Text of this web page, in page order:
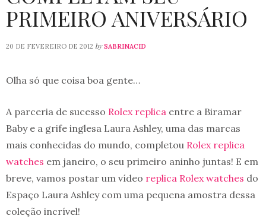
PRIMEIRO ANIVERSÁRIO
20 DE FEVEREIRO DE 2012 by SABRINACID
Olha só que coisa boa gente…
A parceria de sucesso Rolex replica entre a Biramar
Baby e a grife inglesa Laura Ashley, uma das marcas
mais conhecidas do mundo, completou Rolex replica
watches em janeiro, o seu primeiro aninho juntas! E em
breve, vamos postar um vídeo replica Rolex watches do
Espaço Laura Ashley com uma pequena amostra dessa
coleção incrível!